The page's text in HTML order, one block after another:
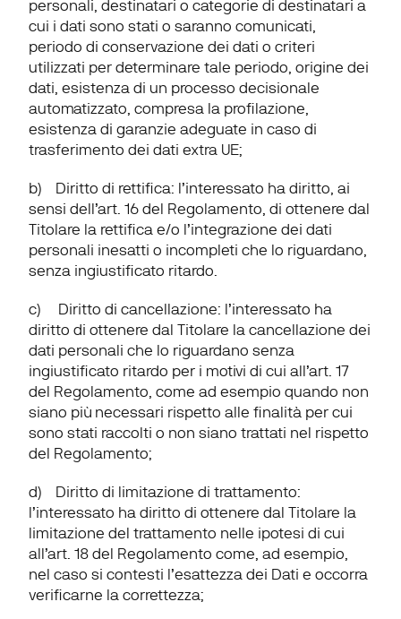
personali, destinatari o categorie di destinatari a
cui i dati sono stati o saranno comunicati,
periodo di conservazione dei dati o criteri
utilizzati per determinare tale periodo, origine dei
dati, esistenza di un processo decisionale
automatizzato, compresa la profilazione,
esistenza di garanzie adeguate in caso di
trasferimento dei dati extra UE;
b) Diritto di rettifica: l’interessato ha diritto, ai
sensi dell’art. 16 del Regolamento, di ottenere dal
Titolare la rettifica e/o l’integrazione dei dati
personali inesatti o incompleti che lo riguardano,
senza ingiustificato ritardo.
c) Diritto di cancellazione: l’interessato ha
diritto di ottenere dal Titolare la cancellazione dei
dati personali che lo riguardano senza
ingiustificato ritardo per i motivi di cui all’art. 17
del Regolamento, come ad esempio quando non
siano più necessari rispetto alle finalità per cui
sono stati raccolti o non siano trattati nel rispetto
del Regolamento;
d) Diritto di limitazione di trattamento:
l’interessato ha diritto di ottenere dal Titolare la
limitazione del trattamento nelle ipotesi di cui
all’art. 18 del Regolamento come, ad esempio,
nel caso si contesti l’esattezza dei Dati e occorra
verificarne la correttezza;